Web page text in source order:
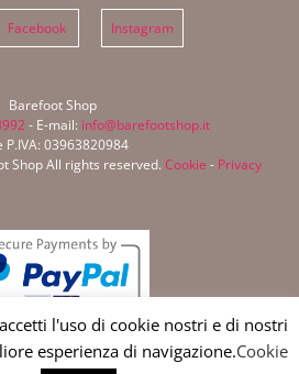
Facebook Instagram
Barefoot Shop
- E-mail: info@barefootshop.it
P.IVA: 03963820984
Shop All rights reserved. Cookie - Privacy
l'uso di cookie nostri e di nostri
esperienza di navigazione.Cookie